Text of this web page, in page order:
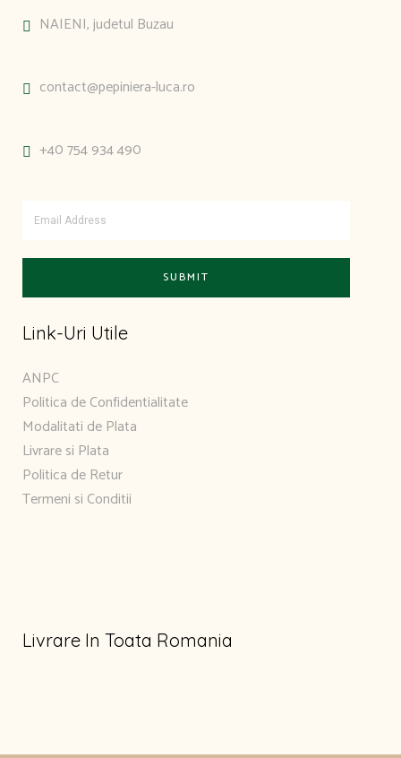
NAIENI, judetul Buzau
contact@pepiniera-luca.ro
+40 754 934 490
Link-Uri Utile
ANPC
Politica de Confidentialitate
Modalitati de Plata
Livrare si Plata
Politica de Retur
Termeni si Conditii
Livrare In Toata Romania